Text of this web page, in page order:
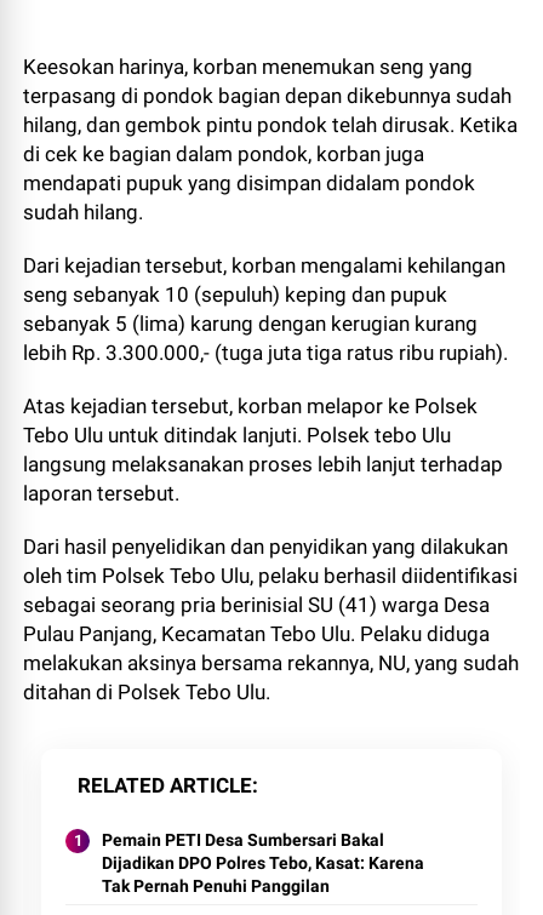
Keesokan harinya, korban menemukan seng yang
terpasang di pondok bagian depan dikebunnya sudah
hilang, dan gembok pintu pondok telah dirusak. Ketika
di cek ke bagian dalam pondok, korban juga
mendapati pupuk yang disimpan didalam pondok
sudah hilang.
Dari kejadian tersebut, korban mengalami kehilangan
seng sebanyak 10 (sepuluh) keping dan pupuk
sebanyak 5 (lima) karung dengan kerugian kurang
lebih Rp. 3.300.000,- (tuga juta tiga ratus ribu rupiah).
Atas kejadian tersebut, korban melapor ke Polsek
Tebo Ulu untuk ditindak lanjuti. Polsek tebo Ulu
langsung melaksanakan proses lebih lanjut terhadap
laporan tersebut.
Dari hasil penyelidikan dan penyidikan yang dilakukan
oleh tim Polsek Tebo Ulu, pelaku berhasil diidentifikasi
sebagai seorang pria berinisial SU (41) warga Desa
Pulau Panjang, Kecamatan Tebo Ulu. Pelaku diduga
melakukan aksinya bersama rekannya, NU, yang sudah
ditahan di Polsek Tebo Ulu.
RELATED ARTICLE
Pemain PETI Desa Sumbersari Bakal
Dijadikan DPO Polres Tebo, Kasat: Karena
Tak Pernah Penuhi Panggilan